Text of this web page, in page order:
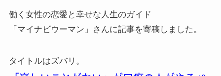
働く女性の恋愛と幸せな人生のガイド
「マイナビウーマン」さんに記事を寄稿しました。
タイトルはズバリ。